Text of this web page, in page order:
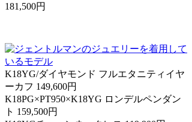
181,500円
K18YG/ダイヤモンド フルエタニティイヤ
ーカフ 149,600円
K18PG×PT950×K18YG ロンデルペンダン
ト 159,500円